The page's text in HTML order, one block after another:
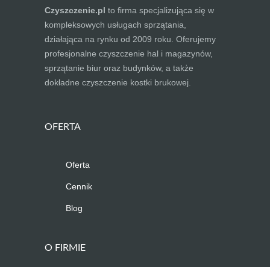
Czyszczenie.pl to firma specjalizująca się w
kompleksowych usługach sprzątania,
działająca na rynku od 2009 roku. Oferujemy
profesjonalne czyszczenie hal i magazynów,
sprzątanie biur oraz budynków, a także
dokładne czyszczenie kostki brukowej.
OFERTA
Oferta
Cennik
Blog
O FIRMIE